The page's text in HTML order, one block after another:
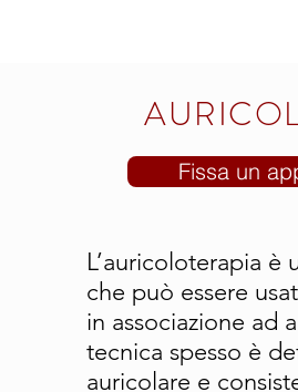
Fissa un
L’auricoloterapia è
che può essere
in associazione ad
tecnica spesso è
auricolare e